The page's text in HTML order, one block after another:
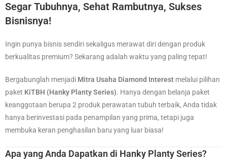
Segar Tubuhnya, Sehat Rambutnya, Sukses
Bisnisnya!
Ingin punya bisnis sendiri sekaligus merawat diri dengan produk
berkualitas premium? Sekarang adalah waktu yang paling tepat!
Bergabunglah menjadi Mitra Usaha Diamond Interest melalui pilihan
paket KiTBH (Hanky Planty Series). Hanya dengan belanja paket
keanggotaan berupa 2 produk perawatan tubuh terbaik, Anda tidak
hanya berinvestasi pada penampilan yang prima, tetapi juga
membuka keran penghasilan baru yang luar biasa!
Apa yang Anda Dapatkan di Hanky Planty Series?